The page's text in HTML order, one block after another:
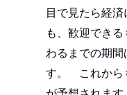
目で見たら経
も、歓迎でき
わるまでの期間
す。 これから